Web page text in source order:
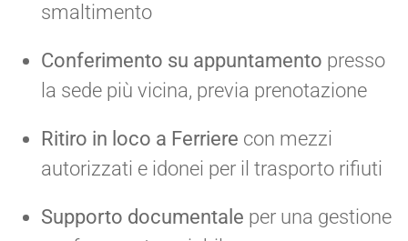
smaltimento
Conferimento su appuntamento presso
la sede più vicina, previa prenotazione
Ritiro in loco a Ferriere con mezzi
autorizzati e idonei per il trasporto rifiuti
Supporto documentale per una gestione